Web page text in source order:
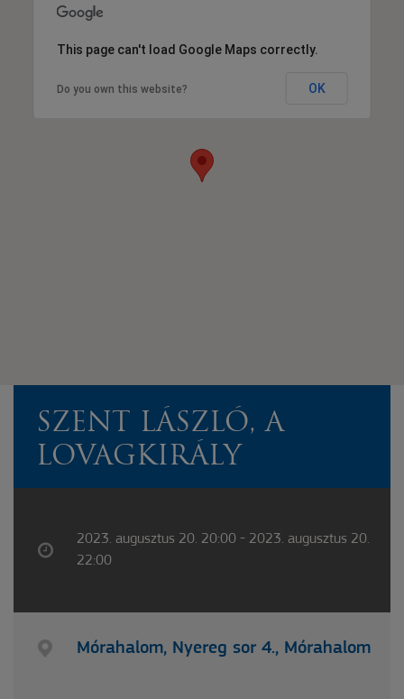
This page can't load Google Maps correctly.
Do you own this website? OK
SZENT LÁSZLÓ, A
LOVAGKIRÁLY
2023. augusztus 20. 20:00 - 2023. augusztus 20.
22:00
Mórahalom, Nyereg sor 4., Mórahalom